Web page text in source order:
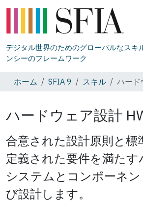
デジタル世界のためのグローバルなスキ
ンシーのフレームワーク
ホーム SFIA 9 スキル ハード
ハードウェア設計
合意された設計原則と標
定義された要件を満た
システムとコンポーネン
び設計します。